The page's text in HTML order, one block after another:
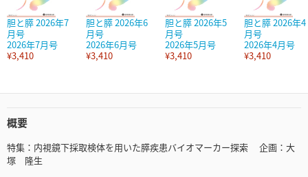
胆と膵 2026年7
月号
2026年7月号
¥3,410
胆と膵 2026年6
月号
2026年6月号
¥3,410
胆と膵 2026年5
月号
2026年5月号
¥3,410
胆と膵 2026年4
月号
2026年4月号
¥3,410
概要
特集：内視鏡下採取検体を用いた膵疾患バイオマーカー探索 企画：大
塚 隆生